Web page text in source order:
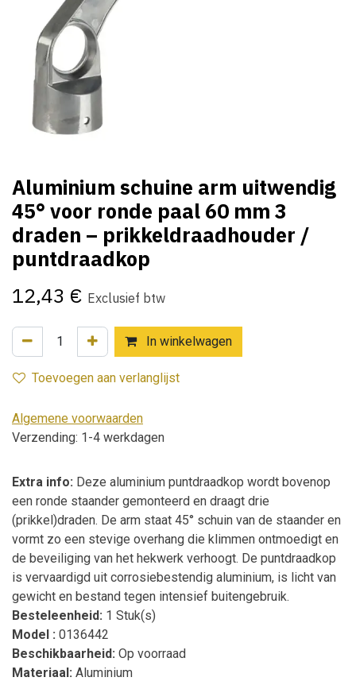
Aluminium schuine arm uitwendig
45° voor ronde paal 60 mm 3
draden – prikkeldraadhouder /
puntdraadkop
12,43 € Exclusief btw
In winkelwagen
Toevoegen aan verlanglijst
Algemene voorwaarden
Verzending: 1-4 werkdagen
Extra info: Deze aluminium puntdraadkop wordt bovenop
een ronde staander gemonteerd en draagt drie
(prikkel)draden. De arm staat 45° schuin van de staander en
vormt zo een stevige overhang die klimmen ontmoedigt en
de beveiliging van het hekwerk verhoogt. De puntdraadkop
is vervaardigd uit corrosiebestendig aluminium, is licht van
gewicht en bestand tegen intensief buitengebruik.
Besteleenheid: 1 Stuk(s)
Model : 0136442
Beschikbaarheid: Op voorraad
Materiaal: Aluminium